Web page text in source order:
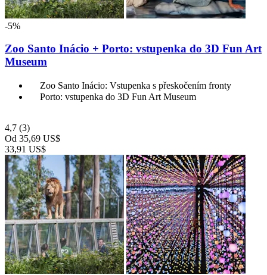
-5%
Zoo Santo Inácio + Porto: vstupenka do 3D Fun Art
Museum
Zoo Santo Inácio: Vstupenka s přeskočením fronty
Porto: vstupenka do 3D Fun Art Museum
4,7 (3)
Od 35,69 US$
33,91 US$